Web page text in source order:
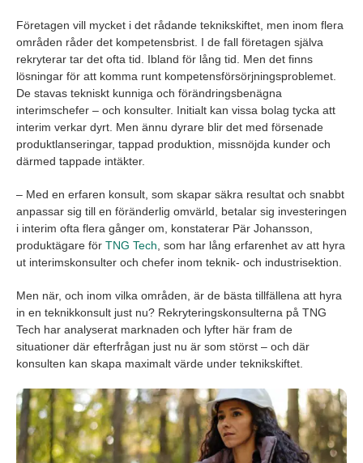
Företagen vill mycket i det rådande teknikskiftet, men inom flera
områden råder det kompetensbrist. I de fall företagen själva
rekryterar tar det ofta tid. Ibland för lång tid. Men det finns
lösningar för att komma runt kompetensförsörjningsproblemet.
De stavas tekniskt kunniga och förändringsbenägna
interimschefer – och konsulter. Initialt kan vissa bolag tycka att
interim verkar dyrt. Men ännu dyrare blir det med försenade
produktlanseringar, tappad produktion, missnöjda kunder och
därmed tappade intäkter.
– Med en erfaren konsult, som skapar säkra resultat och snabbt
anpassar sig till en föränderlig omvärld, betalar sig investeringen
i interim ofta flera gånger om, konstaterar Pär Johansson,
produktägare för TNG Tech, som har lång erfarenhet av att hyra
ut interimskonsulter och chefer inom teknik- och industrisektion.
Men när, och inom vilka områden, är de bästa tillfällena att hyra
in en teknikkonsult just nu? Rekryteringskonsulterna på TNG
Tech har analyserat marknaden och lyfter här fram de
situationer där efterfrågan just nu är som störst – och där
konsulten kan skapa maximalt värde under teknikskiftet.